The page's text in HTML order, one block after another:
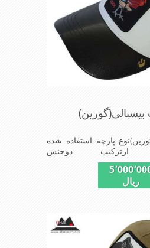
پارچه استفاده شده
ازترکیب دوجنس
که با بندگیرپشت کلاه
استفاده است ونقاب که
است شیک و مناسب ریال